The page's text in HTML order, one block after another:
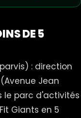
DE 5
: direction
Jean
le parc d'activités
Giants en 5